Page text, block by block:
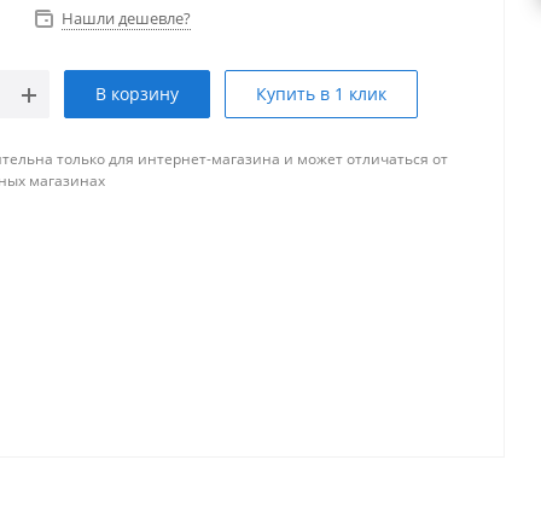
Нашли дешевле?
В корзину Купить в 1 клик
только для интернет-магазина и может отличаться от
магазинах